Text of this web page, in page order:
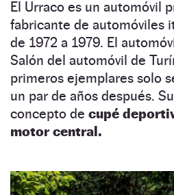
El Urraco es un automóvil
fabricante de automóviles
de 1972 a 1979. El
Salón del automóvil de
primeros ejemplares solo
un par de años después.
concepto de cupé
motor central.